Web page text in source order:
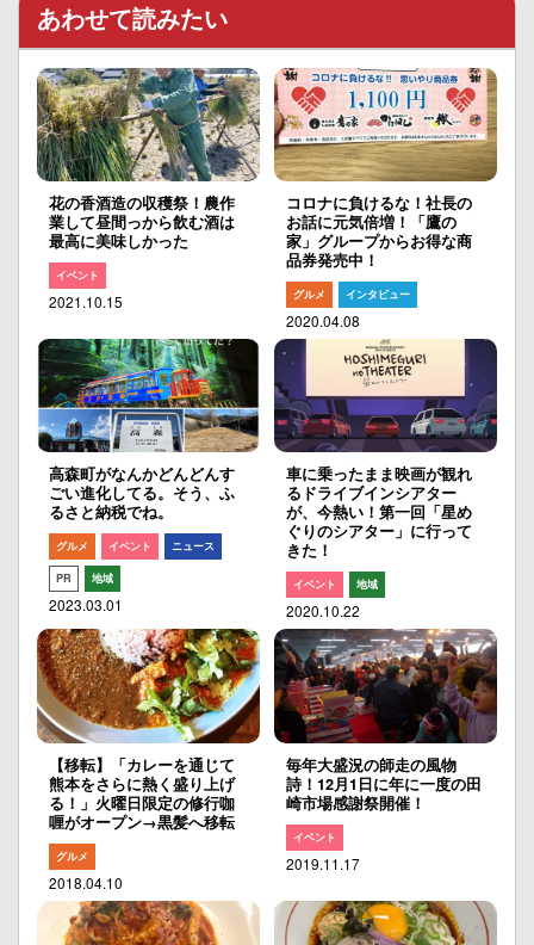
あわせて読みたい
花の香酒造の収穫祭！農作
業して昼間っから飲む酒は
最高に美味しかった
イベント
2021.10.15
コロナに負けるな！社長の
お話に元気倍増！「鷹の
家」グループからお得な商
品券発売中！
グルメ インタビュー
2020.04.08
高森町がなんかどんどんす
ごい進化してる。そう、ふ
るさと納税でね。
グルメ イベント ニュース
PR 地域
2023.03.01
車に乗ったまま映画が観れ
るドライブインシアター
が、今熱い！第一回「星め
ぐりのシアター」に行って
きた！
イベント 地域
2020.10.22
【移転】「カレーを通じて
熊本をさらに熱く盛り上げ
る！」火曜日限定の修行咖
喱がオープン→黒髪へ移転
グルメ
2018.04.10
毎年大盛況の師走の風物
詩！12月1日に年に一度の田
崎市場感謝祭開催！
イベント
2019.11.17